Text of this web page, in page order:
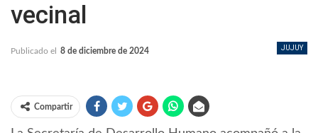
vecinal
JUJUY
Publicado el 8 de diciembre de 2024
Compartir